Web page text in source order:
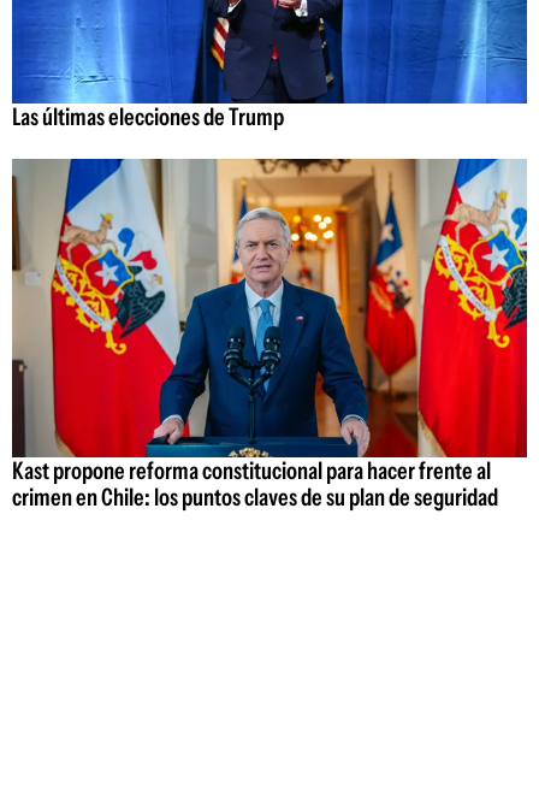
Las últimas elecciones de Trump
Kast propone reforma constitucional para hacer frente al
crimen en Chile: los puntos claves de su plan de seguridad